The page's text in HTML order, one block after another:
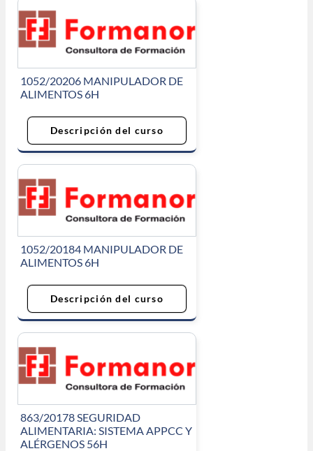
1052/20206 MANIPULADOR DE
ALIMENTOS 6H
Descripción del curso
1052/20184 MANIPULADOR DE
ALIMENTOS 6H
Descripción del curso
863/20178 SEGURIDAD
ALIMENTARIA: SISTEMA APPCC Y
ALÉRGENOS 56H